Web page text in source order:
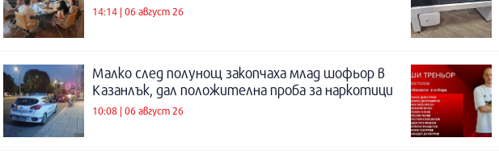
14:14 | 06 август 26
Малко след полунощ закопчаха млад шофьор в
Казанлък, дал положителна проба за наркотици
10:08 | 06 август 26